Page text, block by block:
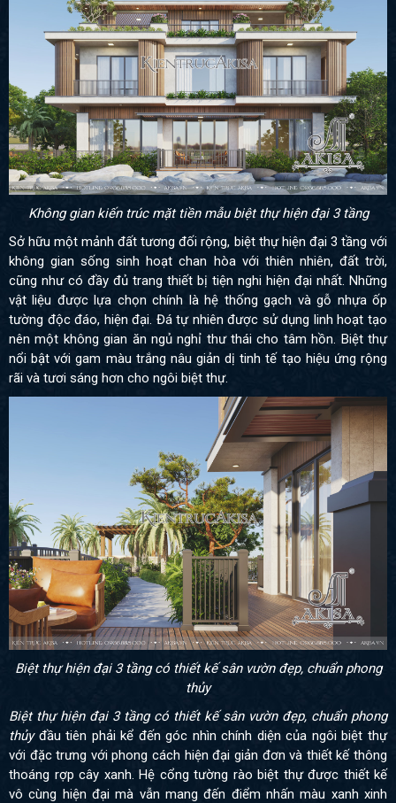
Không gian kiến trúc mặt tiền mẫu biệt thự hiện đại 3 tầng
Sở hữu một mảnh đất tương đối rộng, biệt thự hiện đại 3 tầng với
không gian sống sinh hoạt chan hòa với thiên nhiên, đất trời,
cũng như có đầy đủ trang thiết bị tiện nghi hiện đại nhất. Những
vật liệu được lựa chọn chính là hệ thống gạch và gỗ nhựa ốp
tường độc đáo, hiện đại. Đá tự nhiên được sử dụng linh hoạt tạo
nên một không gian ăn ngủ nghỉ thư thái cho tâm hồn. Biệt thự
nổi bật với gam màu trắng nâu giản dị tinh tế tạo hiệu ứng rộng
rãi và tươi sáng hơn cho ngôi biệt thự.
Biệt thự hiện đại 3 tầng có thiết kế sân vườn đẹp, chuẩn phong
thủy
Biệt thự hiện đại 3 tầng có thiết kế sân vườn đẹp, chuẩn phong
thủy đầu tiên phải kể đến góc nhìn chính diện của ngôi biệt thự
với đặc trưng với phong cách hiện đại giản đơn và thiết kế thông
thoáng rợp cây xanh. Hệ cổng tường rào biệt thự được thiết kế
vô cùng hiện đại mà vẫn mang đến điểm nhấn màu xanh xinh